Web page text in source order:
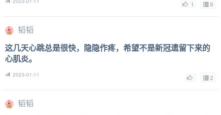
1 6
韬韬
这几天心跳总是很快，隐隐作疼，希望不是新冠遗留下来的
心肌炎。
2023-01-11 2
韬韬